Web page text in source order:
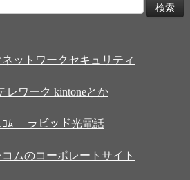
ットワークセキュリティ
レワーク kintoneとか
ｺﾑ ラピッド光電話
ムのコーポレートサイト